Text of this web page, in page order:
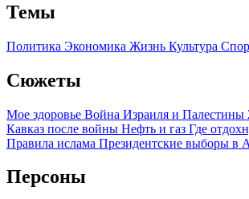
Темы
Политика Экономика Жизнь Культура
Сюжеты
Мое здоровье Война Израиля и Палестины
Кавказ после войны Нефть и газ Где
Правила ислама Президентские выборы в
Персоны